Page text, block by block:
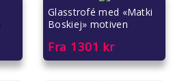
Glasstrofé med «Matki
Boskiej» motiven
Fra 1301 kr